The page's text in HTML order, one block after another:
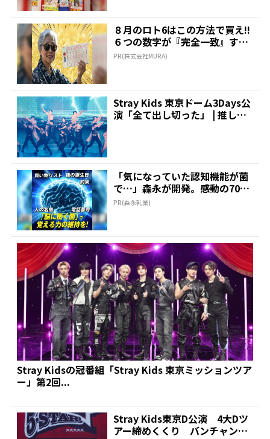
８月のロト6はこの方法で買え!!
６つの数字が『完全一致』する
方法
PR(株式会社MURA)
Stray Kids 東京ドーム3Days公
演「全て出し切った」 | 推しが
「気になっていた認知機能が菌
で…」森永が開発。感動の70代
続出
PR(森永乳業)
Stray Kidsの冠番組「Stray Kids 東京ミッションツア
ー」第2回...
Stray Kids東京D公演 4大Dツ
アー締めくくり バンチャン